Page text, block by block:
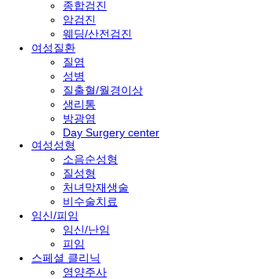
종합검진
암검진
웨딩/산전검진
여성질환
질염
성병
질출혈/월경이상
생리통
방광염
Day Surgery center
여성성형
소음순성형
질성형
처녀막재생술
비수술치료
임신/피임
임신/난임
피임
스페셜 클리닉
영양주사